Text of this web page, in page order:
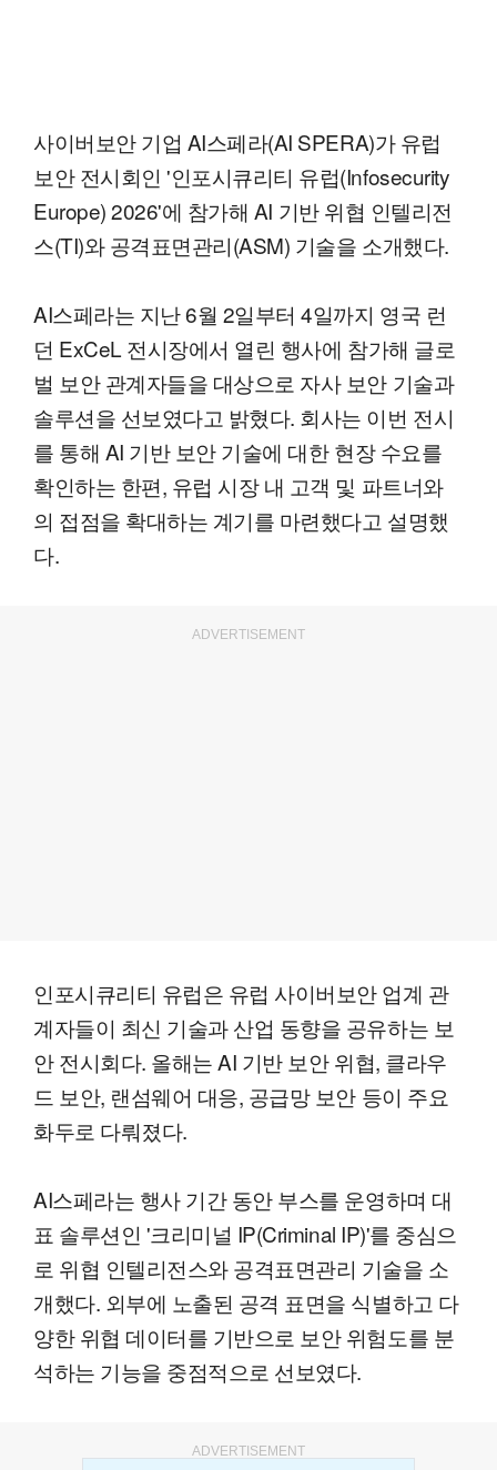
사이버보안 기업 AI스페라(AI SPERA)가 유럽
보안 전시회인 '인포시큐리티 유럽(Infosecurity
Europe) 2026'에 참가해 AI 기반 위협 인텔리전
스(TI)와 공격표면관리(ASM) 기술을 소개했다.
AI스페라는 지난 6월 2일부터 4일까지 영국 런
던 ExCeL 전시장에서 열린 행사에 참가해 글로
벌 보안 관계자들을 대상으로 자사 보안 기술과
솔루션을 선보였다고 밝혔다. 회사는 이번 전시
를 통해 AI 기반 보안 기술에 대한 현장 수요를
확인하는 한편, 유럽 시장 내 고객 및 파트너와
의 접점을 확대하는 계기를 마련했다고 설명했
다.
ADVERTISEMENT
인포시큐리티 유럽은 유럽 사이버보안 업계 관
계자들이 최신 기술과 산업 동향을 공유하는 보
안 전시회다. 올해는 AI 기반 보안 위협, 클라우
드 보안, 랜섬웨어 대응, 공급망 보안 등이 주요
화두로 다뤄졌다.
AI스페라는 행사 기간 동안 부스를 운영하며 대
표 솔루션인 '크리미널 IP(Criminal IP)'를 중심으
로 위협 인텔리전스와 공격표면관리 기술을 소
개했다. 외부에 노출된 공격 표면을 식별하고 다
양한 위협 데이터를 기반으로 보안 위험도를 분
석하는 기능을 중점적으로 선보였다.
ADVERTISEMENT